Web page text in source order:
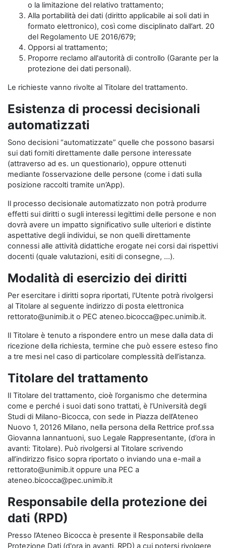
o la limitazione del relativo trattamento;
Alla portabilità dei dati (diritto applicabile ai soli dati in
formato elettronico), così come disciplinato dall’art. 20
del Regolamento UE 2016/679;
Opporsi al trattamento;
Proporre reclamo all'autorità di controllo (Garante per la
protezione dei dati personali).
Le richieste vanno rivolte al Titolare del trattamento.
Esistenza di processi decisionali
automatizzati
Sono decisioni “automatizzate” quelle che possono basarsi
sui dati forniti direttamente dalle persone interessate
(attraverso ad es. un questionario), oppure ottenuti
mediante l’osservazione delle persone (come i dati sulla
posizione raccolti tramite un’App).
Il processo decisionale automatizzato non potrà produrre
effetti sui diritti o sugli interessi legittimi delle persone e non
dovrà avere un impatto significativo sulle ulteriori e distinte
aspettative degli individui, se non quelli direttamente
connessi alle attività didattiche erogate nei corsi dai rispettivi
docenti (quale valutazioni, esiti di consegne, …).
Modalità di esercizio dei diritti
Per esercitare i diritti sopra riportati, l'Utente potrà rivolgersi
al Titolare al seguente indirizzo di posta elettronica
rettorato@unimib.it o PEC ateneo.bicocca@pec.unimib.it.
Il Titolare è tenuto a rispondere entro un mese dalla data di
ricezione della richiesta, termine che può essere esteso fino
a tre mesi nel caso di particolare complessità dell’istanza.
Titolare del trattamento
Il Titolare del trattamento, cioè l’organismo che determina
come e perché i suoi dati sono trattati, è l’Università degli
Studi di Milano-Bicocca, con sede in Piazza dell’Ateneo
Nuovo 1, 20126 Milano, nella persona della Rettrice prof.ssa
Giovanna Iannantuoni, suo Legale Rappresentante, (d’ora in
avanti: Titolare). Può rivolgersi al Titolare scrivendo
all’indirizzo fisico sopra riportato o inviando una e-mail a
rettorato@unimib.it oppure una PEC a
ateneo.bicocca@pec.unimib.it
Responsabile della protezione dei
dati (RPD)
Presso l’Ateneo Bicocca è presente il Responsabile della
Protezione Dati (d'ora in avanti, RPD) a cui potersi rivolgere